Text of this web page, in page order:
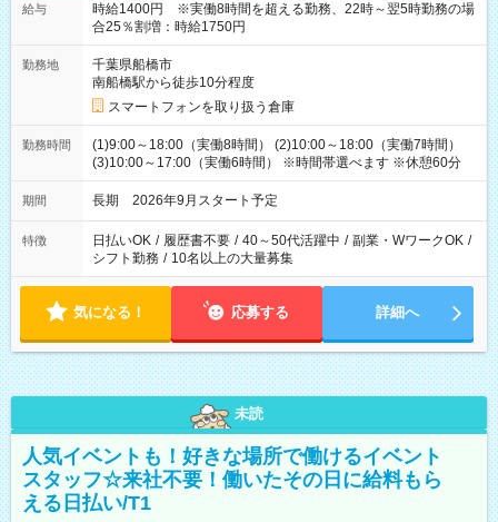
給与
時給1400円 ※実働8時間を超える勤務、22時～翌5時勤務の場
合25％割増：時給1750円
勤務地
千葉県船橋市
南船橋駅から徒歩10分程度
スマートフォンを取り扱う倉庫
勤務時間
(1)9:00～18:00（実働8時間） (2)10:00～18:00（実働7時間）
(3)10:00～17:00（実働6時間） ※時間帯選べます ※休憩60分
期間 長期 2026年9月スタート予定
特徴 日払いOK / 履歴書不要 / 40～50代活躍中 / 副業・WワークOK /
シフト勤務 / 10名以上の大量募集
気になる！ 応募する 詳細へ
未読
人気イベントも！好きな場所で働けるイベント
スタッフ☆来社不要！働いたその日に給料もら
える日払い/T1